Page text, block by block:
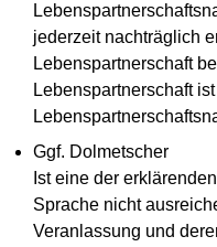
jederzeit nachträglich
Lebenspartnerschaft
Lebenspartnerschaft
Ggf. Dolmetscher
Ist eine der
Sprache nicht
Veranlassung und